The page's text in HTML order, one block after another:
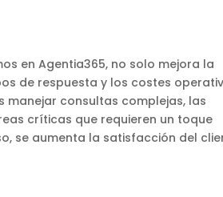
en Agentia365, no solo mejora la
de respuesta y los costes
consultas complejas, las
críticas que requieren un toque
se aumenta la satisfacción del